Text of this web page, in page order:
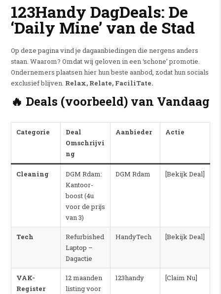
123Handy DagDeals: De
‘Daily Mine’ van de Stad
Op deze pagina vind je dagaanbiedingen die nergens anders
staan. Waarom? Omdat wij geloven in een ‘schone’ promotie.
Ondernemers plaatsen hier hun beste aanbod, zodat hun socials
exclusief blijven. Relax, Relate, FaciliTate.
🔥 Deals (voorbeeld) van Vandaag
Categorie
Deal
Omschrijvi
ng
Aanbieder Actie
Cleaning
DGM Rdam:
Kantoor-
boost (4u
voor de prijs
van 3)
DGM Rdam [Bekijk Deal]
Tech
Refurbished
Laptop –
Dagactie
HandyTech [Bekijk Deal]
VAK-
Register
12 maanden
listing voor
123handy [Claim Nu]